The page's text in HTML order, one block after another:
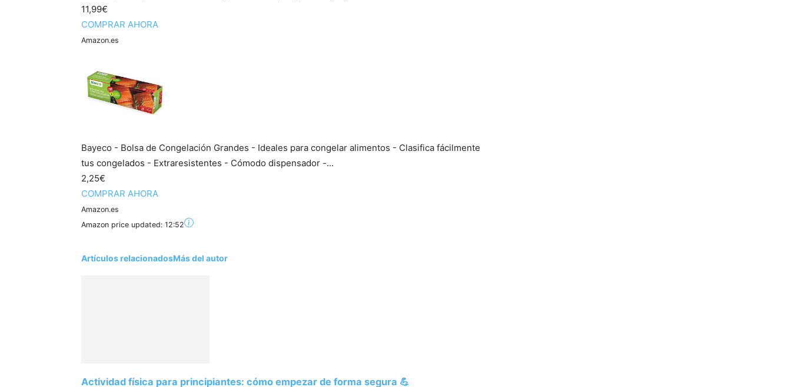
11,99€
COMPRAR AHORA
Amazon.es
Bayeco - Bolsa de Congelación Grandes - Ideales para congelar alimentos - Clasifica fácilmente
tus congelados - Extraresistentes - Cómodo dispensador -...
2,25€
COMPRAR AHORA
Amazon.es
Amazon price updated: 12:52
Artículos relacionadosMás del autor
Actividad física para principiantes: cómo empezar de forma segura 💪